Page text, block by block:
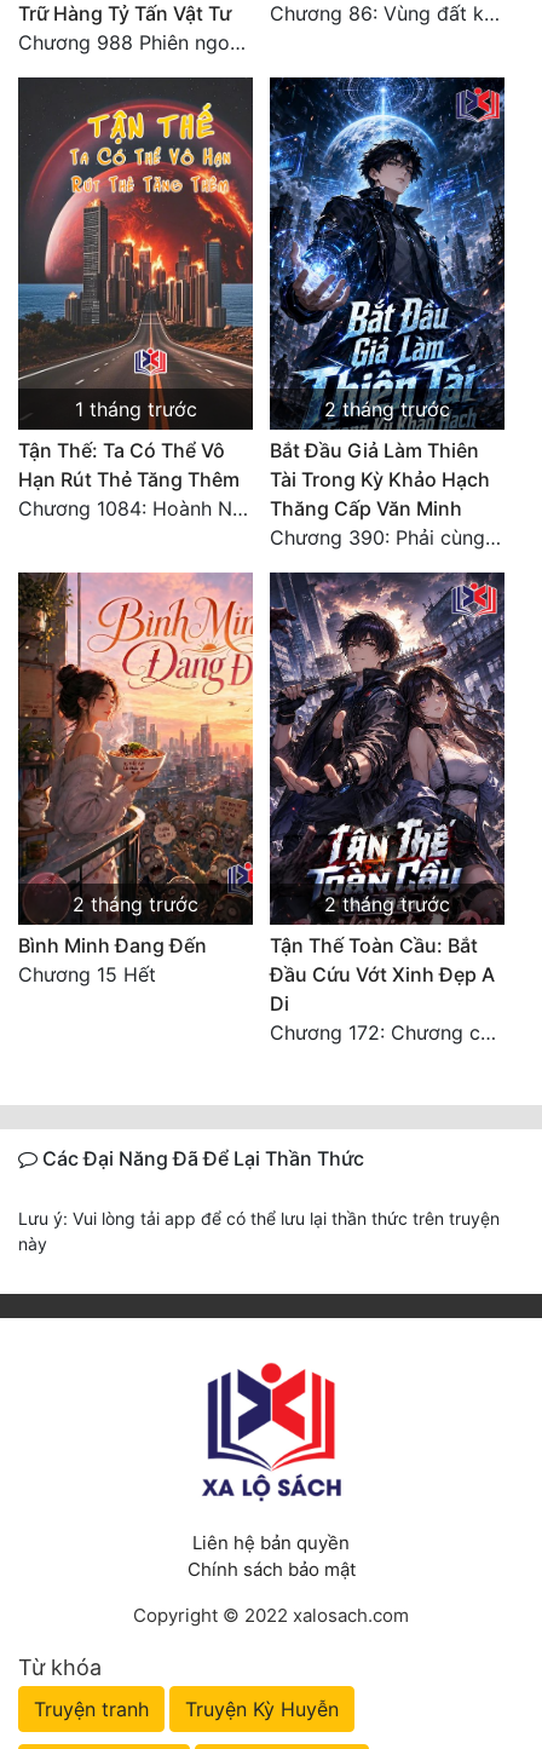
Trữ Hàng Tỷ Tấn Vật Tư
Chương 988 Phiên ngoại Ma vương
Chương 86: Vùng đất không cửa
1 tháng trước
Tận Thế: Ta Có Thể Vô
Hạn Rút Thẻ Tăng Thêm
Chương 1084: Hoành Nhập Vi Quan
2 tháng trước
Bắt Đầu Giả Làm Thiên
Tài Trong Kỳ Khảo Hạch
Thăng Cấp Văn Minh
Chương 390: Phải cùng nhau gánh
2 tháng trước
Bình Minh Đang Đến
Chương 15 Hết
2 tháng trước
Tận Thế Toàn Cầu: Bắt
Đầu Cứu Vớt Xinh Đẹp A
Di
Chương 172: Chương cuối cùng, dọn dẹp Nữ Vương
Các Đại Năng Đã Để Lại Thần Thức
Lưu ý: Vui lòng tải app để có thể lưu lại thần thức trên truyện
này
Liên hệ bản quyền
Chính sách bảo mật
Copyright © 2022 xalosach.com
Từ khóa
Truyện tranh Truyện Kỳ Huyễn